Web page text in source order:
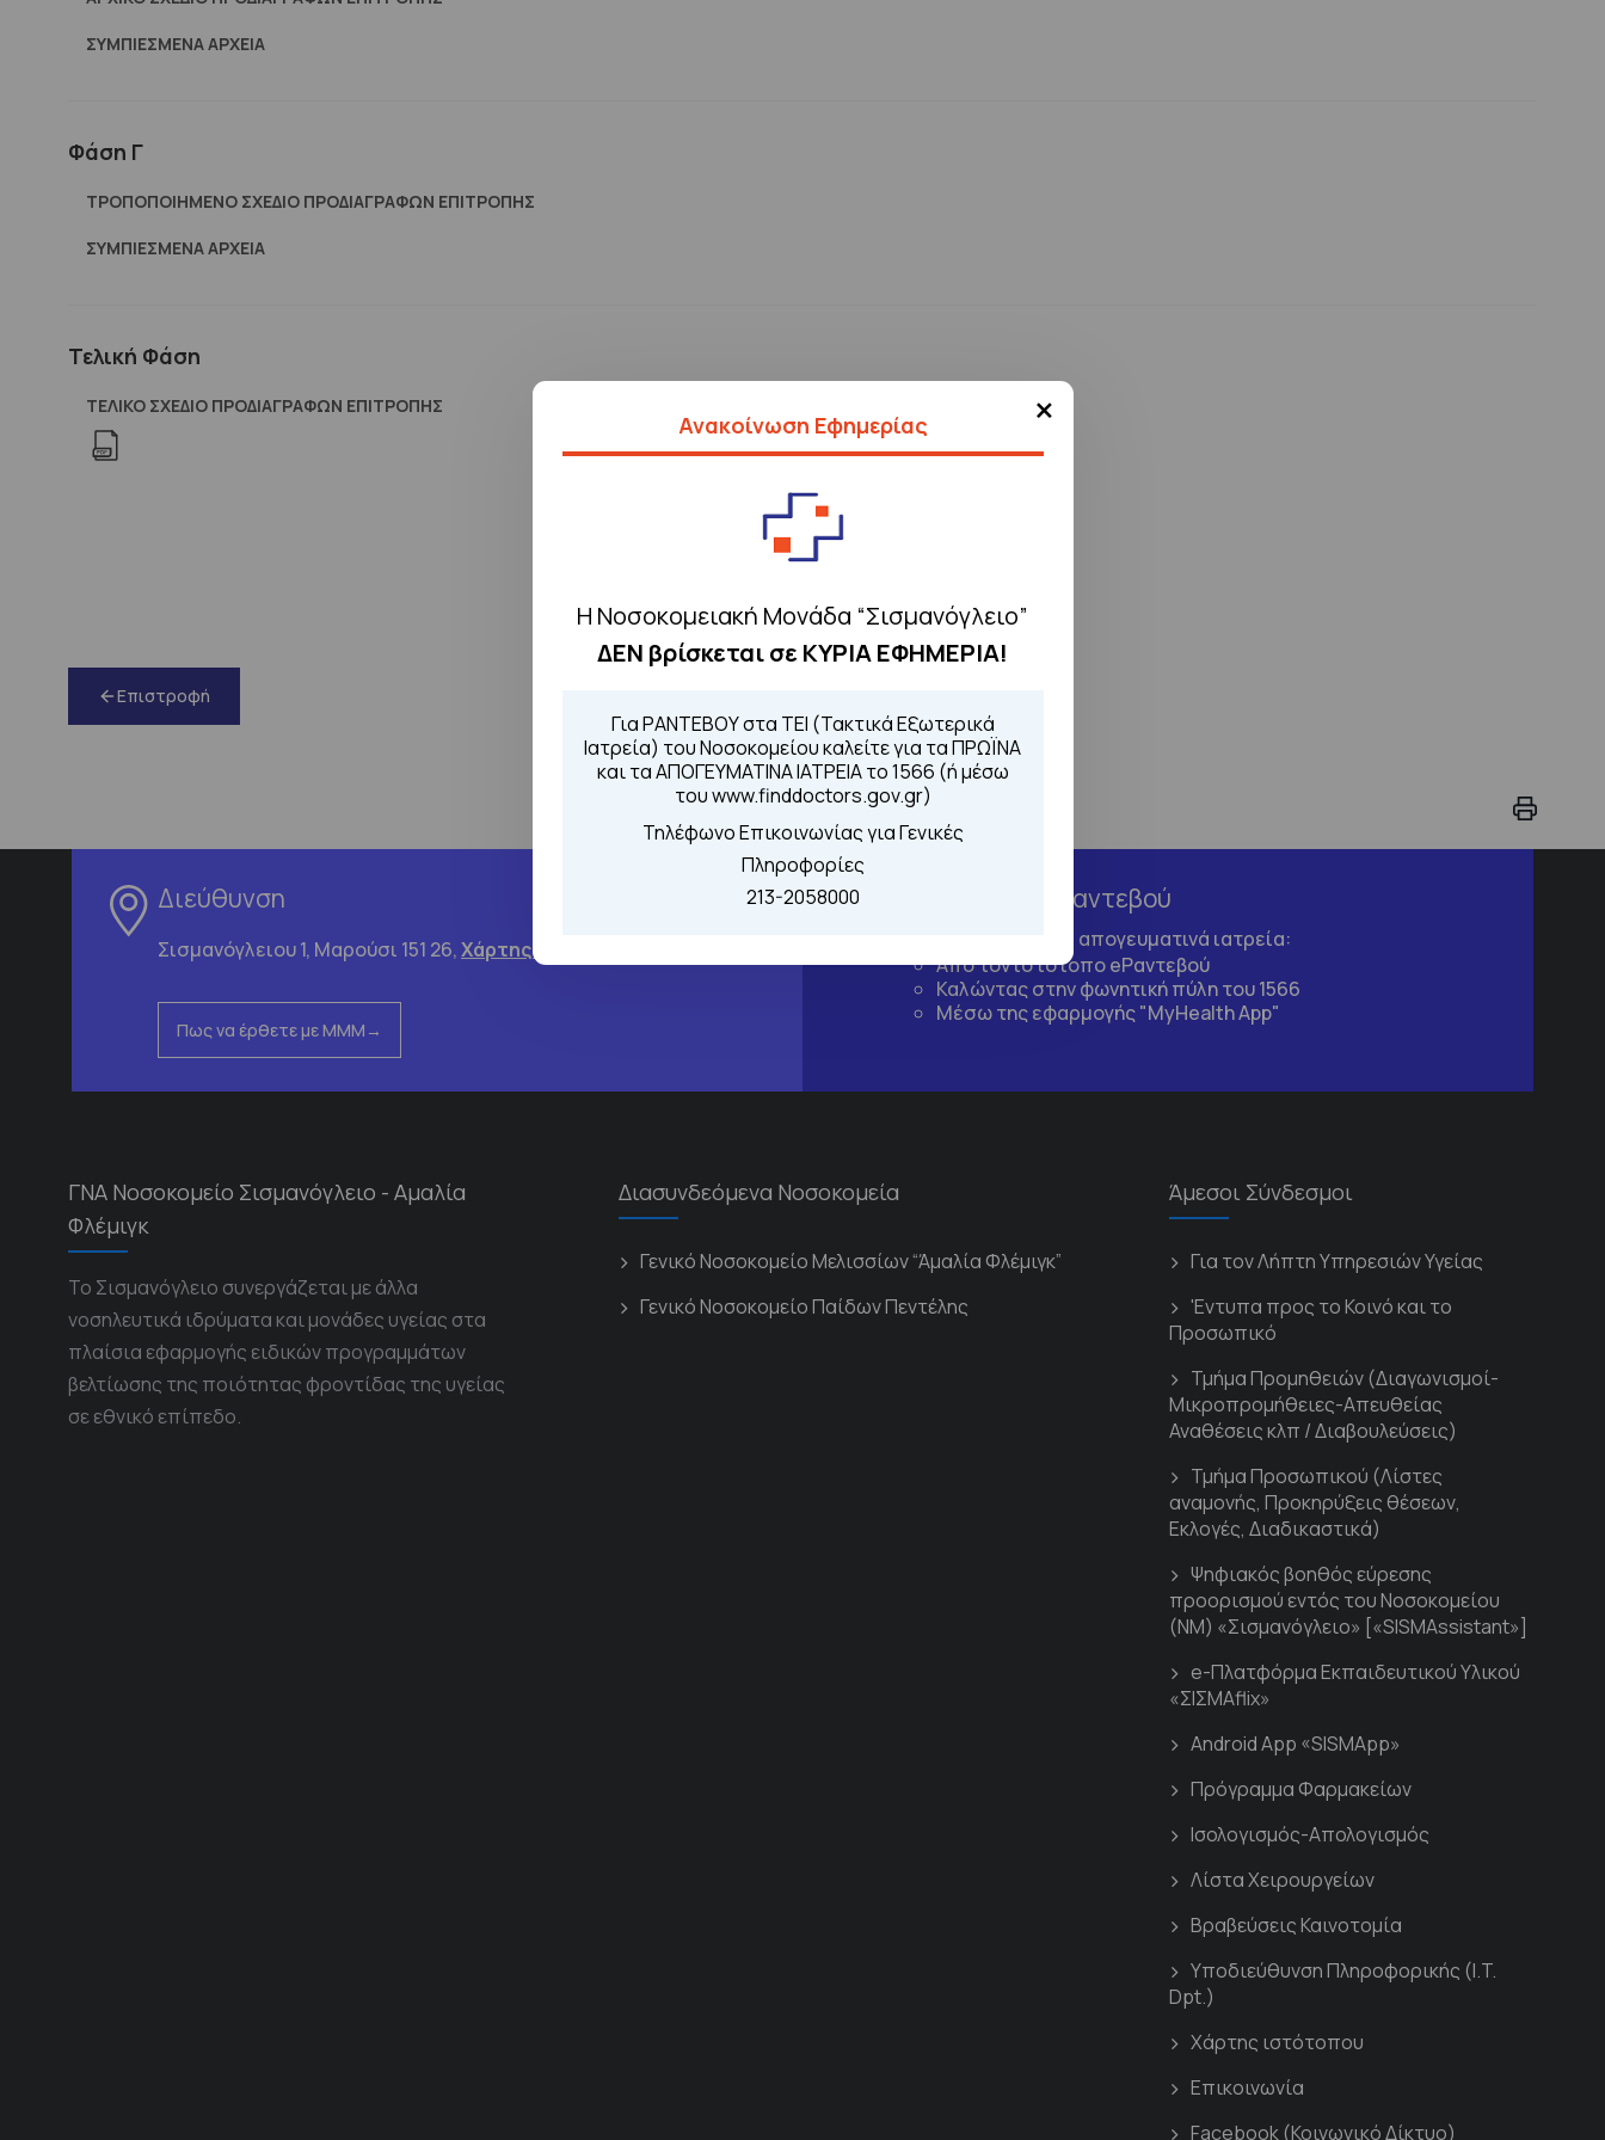
×
Ανακοίνωση Εφημερίας
Η Νοσοκομειακή Μονάδα “Σισμανόγλειο”
ΔΕΝ βρίσκεται σε ΚΥΡΙΑ ΕΦΗΜΕΡΙΑ!
Για ΡΑΝΤΕΒΟΥ στα ΤΕΙ (Τακτικά Εξωτερικά
Ιατρεία) του Νοσοκομείου καλείτε για τα ΠΡΩΪΝΑ
και τα ΑΠΟΓΕΥΜΑΤΙΝΑ ΙΑΤΡΕΙΑ το 1566 (ή μέσω
του www.finddoctors.gov.gr)
Τηλέφωνο Επικοινωνίας για Γενικές
Πληροφορίες
213-2058000
ΣΥΜΠΙΕΣΜΈΝΑ ΑΡΧΕΊΑ
Φάση Γ
ΤΡΟΠΟΠΟΙΗΜΕΝΟ ΣΧΕΔΙΟ ΠΡΟΔΙΑΓΡΑΦΩΝ ΕΠΙΤΡΟΠΗΣ
ΣΥΜΠΙΕΣΜΈΝΑ ΑΡΧΕΊΑ
Τελική Φάση
ΤΕΛΙΚΟ ΣΧΕΔΙΟ ΠΡΟΔΙΑΓΡΑΦΩΝ ΕΠΙΤΡΟΠΗΣ
Επιστροφή
Διεύθυνση
Σισμανόγλειου 1, Μαρούσι 151 26,Χάρτης Περιοχής
Πως να έρθετε με ΜΜΜ
Τηλέφωνα για Ραντεβού
Για τα πρωινά και τα απογευματινά ιατρεία:
Από τον ιστότοποeΡαντεβού
Καλώντας στην φωνητική πύλη του 1566
Μέσω της εφαρμογής "MyHealth App"
ΓΝΑ Νοσοκομείο Σισμανόγλειο - Αμαλία
Φλέμιγκ
Το Σισμανόγλειο συνεργάζεται με άλλα
νοσηλευτικά ιδρύματα και μονάδες υγείας στα
πλαίσια εφαρμογής ειδικών προγραμμάτων
βελτίωσης της ποιότητας φροντίδας της υγείας
σε εθνικό επίπεδο.
Διασυνδεόμενα Νοσοκομεία
Γενικό Νοσοκομείο Μελισσίων “Άμαλία Φλέμιγκ”
Γενικό Νοσοκομείο Παίδων Πεντέλης
Άμεσοι Σύνδεσμοι
Για τον Λήπτη Υπηρεσιών Υγείας
'Εντυπα προς το Κοινό και το
Προσωπικό
Τμήμα Προμηθειών (Διαγωνισμοί-
Μικροπρομήθειες-Απευθείας
Αναθέσεις κλπ / Διαβουλεύσεις)
Τμήμα Προσωπικού (Λίστες
αναμονής, Προκηρύξεις θέσεων,
Εκλογές, Διαδικαστικά)
Ψηφιακός βοηθός εύρεσης
προορισμού εντός του Νοσοκομείου
(ΝΜ) «Σισμανόγλειο» [«SISMAssistant»]
e-Πλατφόρμα Εκπαιδευτικού Υλικού
«ΣΙΣΜΑflix»
Android App «SISMApp»
Πρόγραμμα Φαρμακείων
Ισολογισμός-Απολογισμός
Λίστα Χειρουργείων
Βραβεύσεις Καινοτομία
Υποδιεύθυνση Πληροφορικής (I.T.
Dpt.)
Χάρτης ιστότοπου
Επικοινωνία
Facebook (Κοινωνικό Δίκτυο)